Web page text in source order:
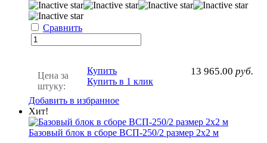
Сравнить
Цена за
штуку:
13 965.00 руб.
Купить
Купить в 1 клик
Добавить в избранное
Хит!
Базовый блок в сборе ВСП-250/2 размер 2х2 м